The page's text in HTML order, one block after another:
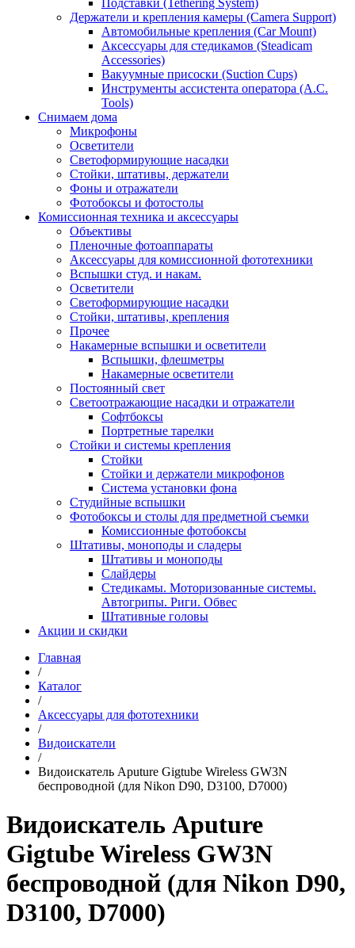
Подставки (Tethering System)
Держатели и крепления камеры (Camera Support)
Автомобильные крепления (Car Mount)
Аксессуары для стедикамов (Steadicam
Accessories)
Вакуумные присоски (Suction Cups)
Инструменты ассистента оператора (A.C.
Tools)
Снимаем дома
Микрофоны
Осветители
Светоформирующие насадки
Стойки, штативы, держатели
Фоны и отражатели
Фотобоксы и фотостолы
Комиссионная техника и аксессуары
Объективы
Пленочные фотоаппараты
Аксессуары для комиссионной фототехники
Вспышки студ. и накам.
Осветители
Светоформирующие насадки
Стойки, штативы, крепления
Прочее
Накамерные вспышки и осветители
Вспышки, флешметры
Накамерные осветители
Постоянный свет
Светоотражающие насадки и отражатели
Софтбоксы
Портретные тарелки
Стойки и системы крепления
Стойки
Стойки и держатели микрофонов
Система установки фона
Студийные вспышки
Фотобоксы и столы для предметной съемки
Комиссионные фотобоксы
Штативы, моноподы и сладеры
Штативы и моноподы
Слайдеры
Стедикамы. Моторизованные системы.
Автогрипы. Риги. Обвес
Штативные головы
Акции и скидки
Главная
/
Каталог
/
Аксессуары для фототехники
/
Видоискатели
/
Видоискатель Aputure Gigtube Wireless GW3N
беспроводной (для Nikon D90, D3100, D7000)
Видоискатель Aputure
Gigtube Wireless GW3N
беспроводной (для Nikon D90,
D3100, D7000)